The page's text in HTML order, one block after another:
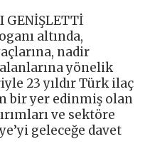
GENİŞLETTİ
altında,
nadir
yönelik
23 yıldır Türk ilaç
bir yer edinmiş olan
ve sektöre
geleceğe davet